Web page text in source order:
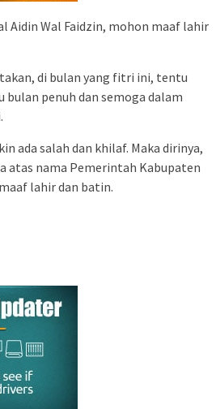
Wal Faidzin, mohon maaf lahir
di bulan yang fitri ini, tentu
bulan penuh dan semoga dalam
ada salah dan khilaf. Maka dirinya,
atas nama Pemerintah Kabupaten
lahir dan batin.